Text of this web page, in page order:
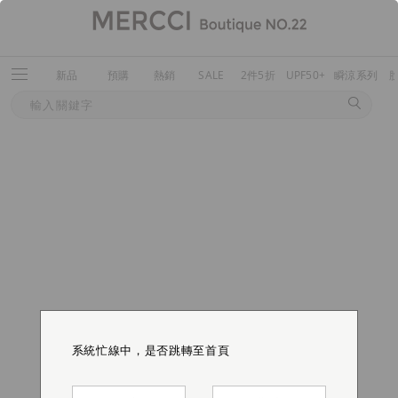
新品 預購 熱銷 SALE 2件5折 UPF50+ 瞬涼系列
系統忙線中，是否跳轉至首頁
系統忙線中，是否跳轉至首頁
系統忙線中，是否跳轉至首頁
系統忙線中，是否跳轉至首頁
系統忙線中，是否跳轉至首頁